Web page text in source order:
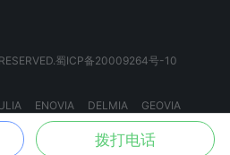
蜀ICP备20009264号-10
ENOVIA DELMIA
GEOVIA
3DSPACEX 3DEXPERIENCE
拨打电话